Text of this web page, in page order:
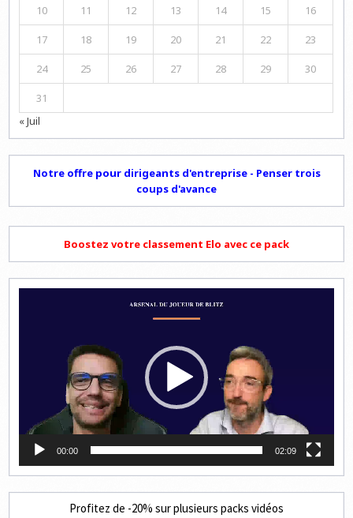
10 11 12 13 14 15 16
17 18 19 20 21 22 23
24 25 26 27 28 29 30
31
« Juil
Notre offre pour dirigeants d'entreprise - Penser trois
coups d'avance
Boostez votre classement Elo avec ce pack
00:00 02:09
Profitez de -20% sur plusieurs packs vidéos